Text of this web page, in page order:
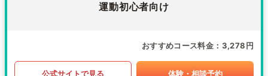
運動初心者向け
おすすめコース料金 3,278円
公式サイトで見る 体験・相談予約